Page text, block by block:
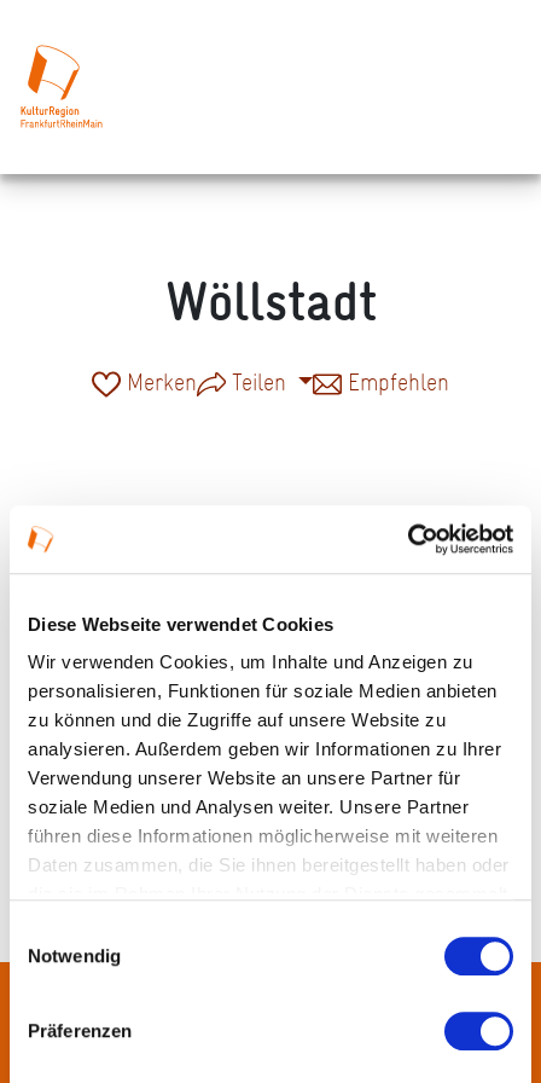
Diese Webseite verwendet Cookies
Wir verwenden Cookies, um Inhalte und Anzeigen zu
personalisieren, Funktionen für soziale Medien anbieten
zu können und die Zugriffe auf unsere Website zu
analysieren. Außerdem geben wir Informationen zu Ihrer
Verwendung unserer Website an unsere Partner für
soziale Medien und Analysen weiter. Unsere Partner
führen diese Informationen möglicherweise mit weiteren
Daten zusammen, die Sie ihnen bereitgestellt haben oder
Notwendig
Präferenzen
Wöllstadt
Merken Teilen Empfehlen
Über uns